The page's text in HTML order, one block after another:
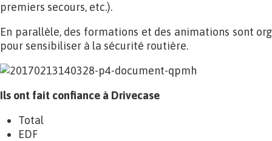
premiers secours, etc.).
En parallèle, des formations et des animations sont
pour sensibiliser à la sécurité routière.
Ils ont fait confiance à Drivecase
Total
EDF